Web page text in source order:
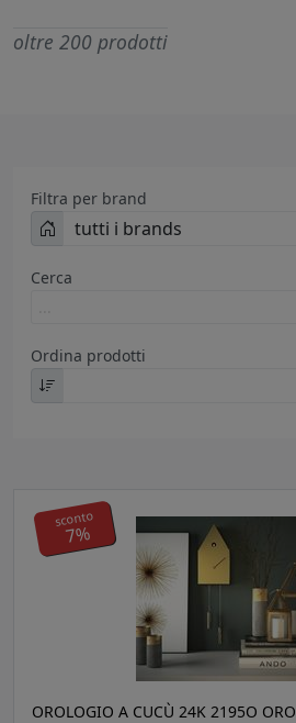
oltre 200 prodotti
Filtra per brand
Cerca
Ordina prodotti
OROLOGIO A CUCÙ 24K 2195O ORO
sconto
7%